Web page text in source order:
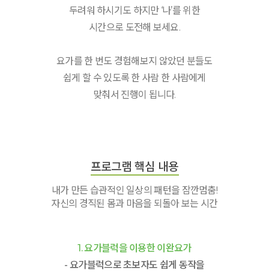
두려워 하시기도 하지만 ‘나’를 위한
시간으로 도전해 보세요.
요가를 한 번도 경험해보지 않았던 분들도
쉽게 할 수 있도록 한 사람 한 사람에게
맞춰서 진행이 됩니다.
프로그램 핵심 내용
내가 만든 습관적인 일상의 패턴을 잠깐멈춤!
자신의 경직된 몸과 마음을 되돌아 보는 시간
1. 요가블럭을 이용한 이완요가
- 요가블럭으로 초보자도 쉽게 동작을